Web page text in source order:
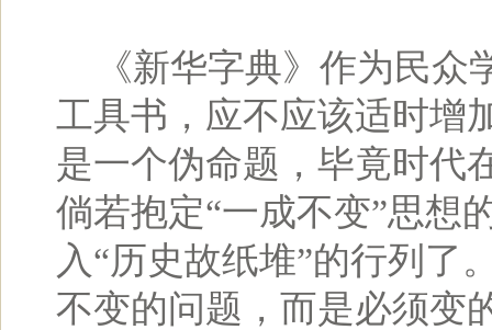
《新华字典》作为民众
工具书，应不应该适时增
是一个伪命题，毕竟时代
倘若抱定“一成不变”思想
入“历史故纸堆”的行列了
不变的问题，而是必须变